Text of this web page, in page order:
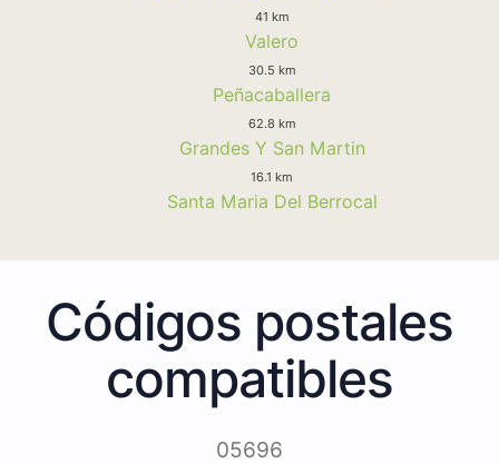
41 km
Valero
30.5 km
Peñacaballera
62.8 km
Grandes Y San Martin
16.1 km
Santa Maria Del Berrocal
Códigos postales
compatibles
05696